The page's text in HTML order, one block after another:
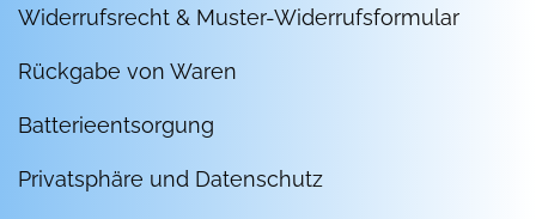
Widerrufsrecht & Muster-Widerrufsformular
Rückgabe von Waren
Batterieentsorgung
Privatsphäre und Datenschutz